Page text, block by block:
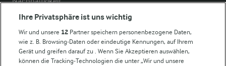
Compliance
Arla in anderen Ländern
Ihre Privatsphäre ist uns wichtig
Wir und unsere 12 Partner speichern personenbezogene Daten,
wie z. B. Browsing-Daten oder eindeutige Kennungen, auf Ihrem
Gerät und greifen darauf zu . Wenn Sie Akzeptieren auswählen,
können die Tracking-Technologien die unter „Wir und unsere